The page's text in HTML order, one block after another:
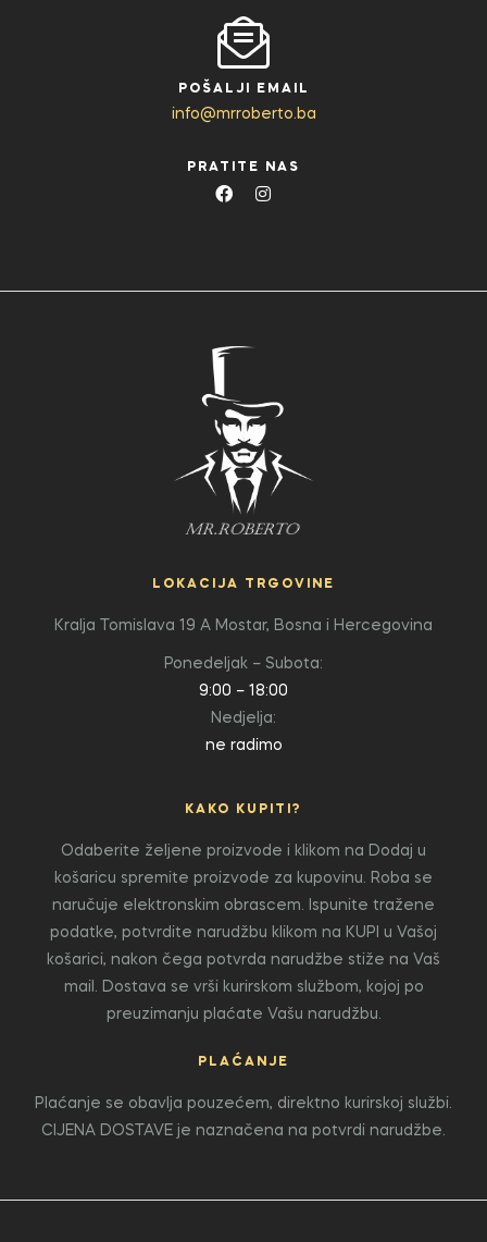
POŠALJI EMAIL
info@mrroberto.ba
PRATITE NAS
LOKACIJA TRGOVINE
Kralja Tomislava 19 A Mostar, Bosna i Hercegovina
Ponedeljak – Subota:
9:00 – 18:00
Nedjelja:
ne radimo
KAKO KUPITI?
Odaberite željene proizvode i klikom na Dodaj u
košaricu spremite proizvode za kupovinu. Roba se
naručuje elektronskim obrascem. Ispunite tražene
podatke, potvrdite narudžbu klikom na KUPI u Vašoj
košarici, nakon čega potvrda narudžbe stiže na Vaš
mail. Dostava se vrši kurirskom službom, kojoj po
preuzimanju plaćate Vašu narudžbu.
PLAĆANJE
Plaćanje se obavlja pouzećem, direktno kurirskoj službi.
CIJENA DOSTAVE je naznačena na potvrdi narudžbe.